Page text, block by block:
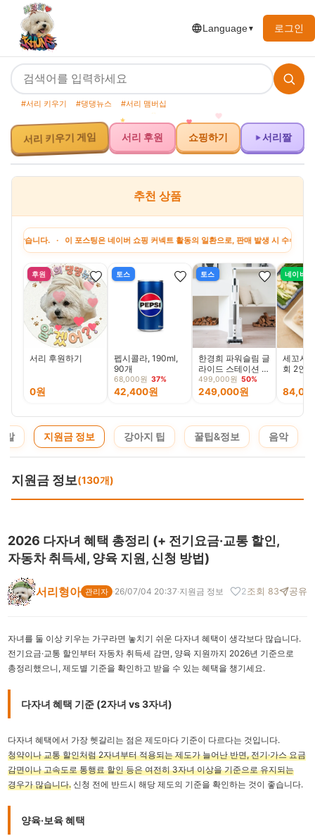
Language▼ 로그인
#서리 키우기 #댕댕뉴스 #서리 맴버십
서리 키우기 게임 서리 후원 쇼핑하기 서리짤
추천 상품
· 이 포스팅은 네이버 쇼핑 커넥트 활동의 일환으로, 판매 발생 시 수수료를 제공받
후원
서리 후원하기
0원
토스
펩시콜라, 190ml,
90개
68,000원 37%
42,400원
토스
한경희 파워슬림 글
라이드 스테이션 무
선 진공청소기,
HTVC-3000, 1개
499,000원 50%
249,000원
네이버
세꼬시
회 2인
말 지원금 정보 강아지 팁 꿀팁&정보 음악
지원금 정보(130개)
2026 다자녀 혜택 총정리 (+ 전기요금·교통 할인,
자동차 취득세, 양육 지원, 신청 방법)
서리형아 관리자 ·26/07/04 20:37·지원금 정보 2조회 83 공유
자녀를 둘 이상 키우는 가구라면 놓치기 쉬운 다자녀 혜택이 생각보다 많습니다.
전기요금·교통 할인부터 자동차 취득세 감면, 양육 지원까지 2026년 기준으로
총정리했으니, 제도별 기준을 확인하고 받을 수 있는 혜택을 챙기세요.
다자녀 혜택 기준 (2자녀 vs 3자녀)
다자녀 혜택에서 가장 헷갈리는 점은 제도마다 기준이 다르다는 것입니다.
청약이나 교통 할인처럼 2자녀부터 적용되는 제도가 늘어난 반면, 전기·가스 요금
감면이나 고속도로 통행료 할인 등은 여전히 3자녀 이상을 기준으로 유지되는
경우가 많습니다. 신청 전에 반드시 해당 제도의 기준을 확인하는 것이 좋습니다.
양육·보육 혜택